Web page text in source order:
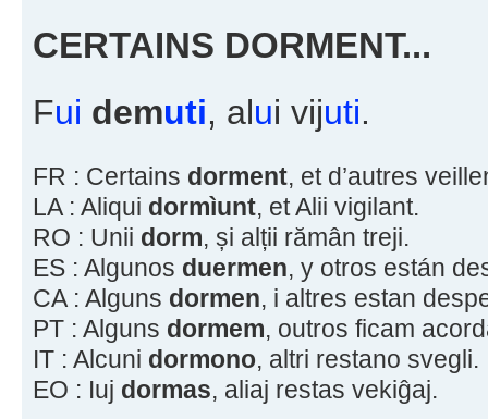
CERTAINS DORMENT...
Fui demuti, alui vijuti.
FR : Certains dorment, et d’autres
LA : Aliqui dormìunt, et Alii vigilant.
RO : Unii dorm, și alții rămân treji.
ES : Algunos duermen, y otros están
CA : Alguns dormen, i altres estan
PT : Alguns dormem, outros ficam
IT : Alcuni dormono, altri restano svegli.
EO : Iuj dormas, aliaj restas vekiĝaj.